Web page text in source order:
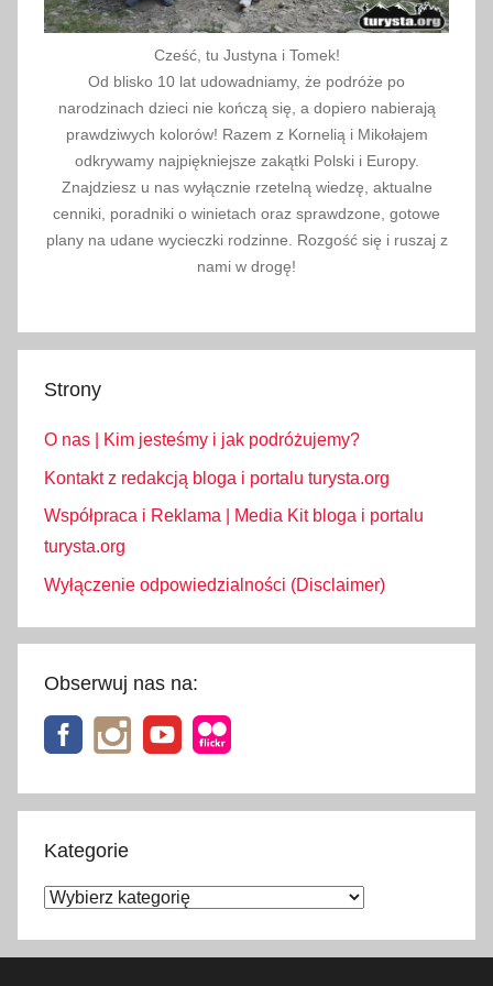
Cześć, tu Justyna i Tomek!
Od blisko 10 lat udowadniamy, że podróże po
narodzinach dzieci nie kończą się, a dopiero nabierają
prawdziwych kolorów! Razem z Kornelią i Mikołajem
odkrywamy najpiękniejsze zakątki Polski i Europy.
Znajdziesz u nas wyłącznie rzetelną wiedzę, aktualne
cenniki, poradniki o winietach oraz sprawdzone, gotowe
plany na udane wycieczki rodzinne. Rozgość się i ruszaj z
nami w drogę!
Strony
O nas | Kim jesteśmy i jak podróżujemy?
Kontakt z redakcją bloga i portalu turysta.org
Współpraca i Reklama | Media Kit bloga i portalu
turysta.org
Wyłączenie odpowiedzialności (Disclaimer)
Obserwuj nas na:
Kategorie
Kategorie